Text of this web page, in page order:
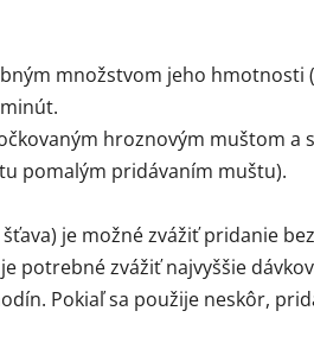
množstvom jeho hmotnosti
hroznovým muštom
pomalým pridávaním muštu).
je možné zvážiť pridanie
potrebné zvážiť najvyššie
Pokiaľ sa použije neskôr,